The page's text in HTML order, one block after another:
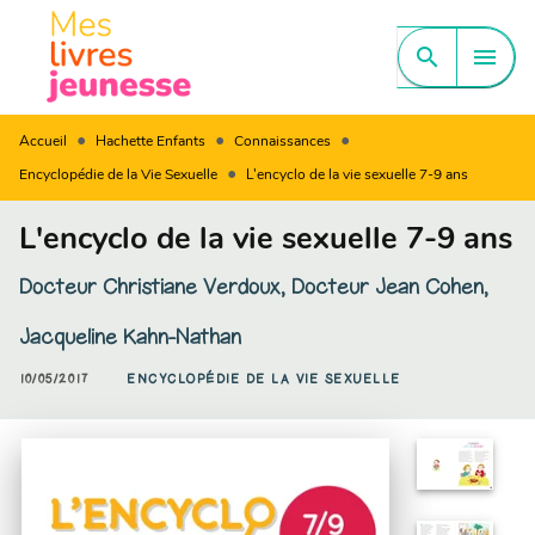
MENU CONTENU
PIED DE PAGE
search menu
Accueil • Hachette Enfants • Connaissances •
Encyclopédie de la Vie Sexuelle • L'encyclo de la vie sexuelle 7-9 ans
L'encyclo de la vie sexuelle 7-9 ans
Docteur Christiane Verdoux, Docteur Jean Cohen,
Jacqueline Kahn-Nathan
10/05/2017 ENCYCLOPÉDIE DE LA VIE SEXUELLE